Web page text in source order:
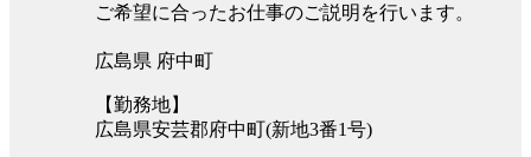
ご希望に合ったお仕事のご説明を行います。
広島県 府中町
【勤務地】
広島県安芸郡府中町(新地3番1号)